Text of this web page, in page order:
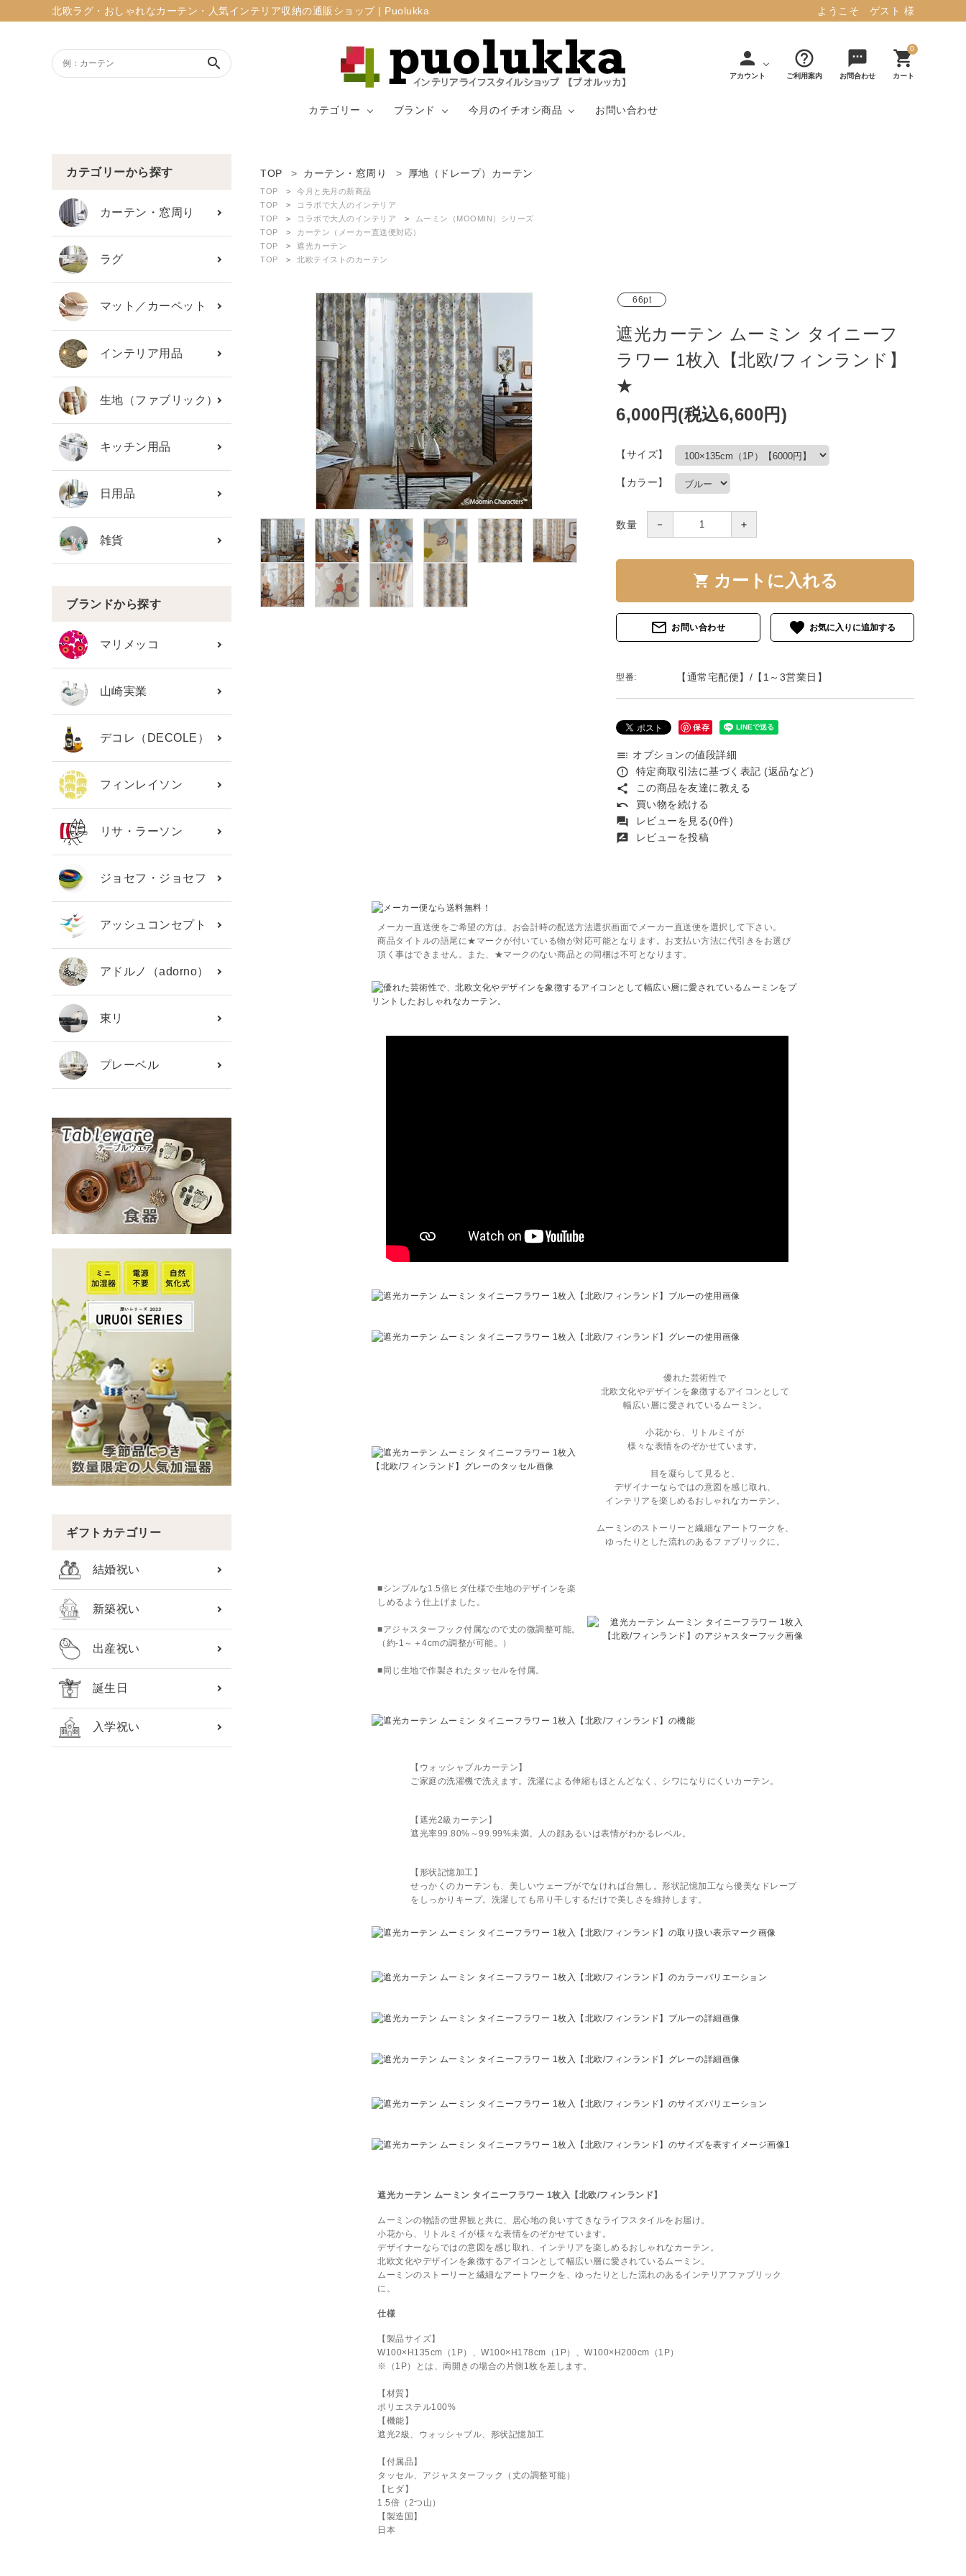
北欧ラグ・おしゃれなカーテン・人気インテリア収納の通販ショップ | Puolukka ようこそ ゲスト 様
search person
アカウント
help_outline
ご利用案内
sms
お問合わせ
0
shopping_cart
カート
カテゴリー
カーテン・窓周
り
ラグ
生地（ファブリ
ブランド
マリメッコ
リサ・ラーソ
今月のイチオシ商品 お問い合わせ
ようこそ ゲスト 様
ログイン person 新規会員登録
カテゴリーから探す
ブランド
ガイドライン
カテゴリーから探す
カーテン・窓周り
ラグ
マット／カーペット
インテリア用品
生地（ファブリック）
キッチン用品
日用品
雑貨
ブランドから探す
マリメッコ
山崎実業
デコレ（DECOLE）
フィンレイソン
リサ・ラーソン
ジョセフ・ジョセフ
アッシュコンセプト
アドルノ（adorno）
東リ
プレーベル
ギフトカテゴリー
結婚祝い
新築祝い
出産祝い
誕生日
入学祝い
TOP カーテン・窓周り 厚地（ドレープ）カーテン
TOP
今月と先月の新商品
TOP
コラボで大人のインテリア
TOP
コラボで大人のインテリア
ムーミン（MOOMIN）シリーズ
TOP
カーテン（メーカー直送便対応）
TOP
遮光カーテン
TOP
北欧テイストのカーテン
66pt
遮光カーテン ムーミン タイニーフ
ラワー 1枚入【北欧/フィンランド】
★
6,000円(税込6,600円)
【サイズ】
【カラー】
数量 － ＋
shopping_cart カートに入れる
mail_outline お問い合わせ favorite
型番: 【通常宅配便】/【1～3営業日】
保存
toc オプションの値段詳細
error_outline 特定商取引法に基づく表記 (返品など)
share この商品を友達に教える
undo 買い物を続ける
forum レビューを見る(0件)
rate_review レビューを投稿
メーカー直送便をご希望の方は、お会計時の配送方法選択画面でメーカー直送便を選択して下さい。
商品タイトルの語尾に★マークが付いている物が対応可能となります。お支払い方法に代引きをお選び
頂く事はできません。また、★マークのない商品との同梱は不可となります。
優れた芸術性で
北欧文化やデザインを象徴するアイコンとして
幅広い層に愛されているムーミン。
小花から、リトルミイが
様々な表情をのぞかせています。
目を凝らして見ると、
デザイナーならではの意図を感じ取れ、
インテリアを楽しめるおしゃれなカーテン。
ムーミンのストーリーと繊細なアートワークを、
ゆったりとした流れのあるファブリックに。
■シンプルな1.5倍ヒダ仕様で生地のデザインを楽
しめるよう仕上げました。
■アジャスターフック付属なので丈の微調整可能。
（約-1～＋4cmの調整が可能。）
■同じ生地で作製されたタッセルを付属。
【ウォッシャブルカーテン】
ご家庭の洗濯機で洗えます。洗濯による伸縮もほとんどなく、シワになりにくいカーテン。
【遮光2級カーテン】
遮光率99.80%～99.99%未満。人の顔あるいは表情がわかるレベル。
【形状記憶加工】
せっかくのカーテンも、美しいウェーブがでなければ台無し。形状記憶加工なら優美なドレープ
をしっかりキープ。洗濯しても吊り干しするだけで美しさを維持します。
遮光カーテン ムーミン タイニーフラワー 1枚入【北欧/フィンランド】
ムーミンの物語の世界観と共に、居心地の良いすてきなライフスタイルをお届け。
小花から、リトルミイが様々な表情をのぞかせています。
デザイナーならではの意図を感じ取れ、インテリアを楽しめるおしゃれなカーテン。
北欧文化やデザインを象徴するアイコンとして幅広い層に愛されているムーミン。
ムーミンのストーリーと繊細なアートワークを、ゆったりとした流れのあるインテリアファブリック
に。
仕様
【製品サイズ】
W100×H135cm（1P）、W100×H178cm（1P）、W100×H200cm（1P）
※（1P）とは、両開きの場合の片側1枚を差します。
【材質】
ポリエステル100%
【機能】
遮光2級、ウォッシャブル、形状記憶加工
【付属品】
タッセル、アジャスターフック（丈の調整可能）
【ヒダ】
1.5倍（2つ山）
【製造国】
日本